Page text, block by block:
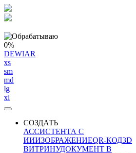
0%
DEWIAR
xs
sm
md
lg
xl
СОЗДАТЬ
АССИСТЕНТА С
ИИИЗОБРАЖЕНИЕQR-КОД3D
ВИТРИНУДОКУМЕНТ В